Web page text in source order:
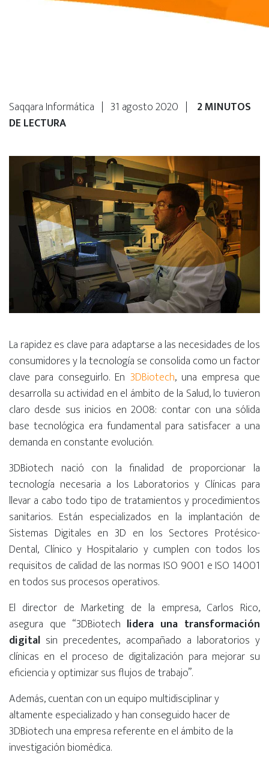
Saqqara Informática | 31 agosto 2020 | 2 MINUTOS
DE LECTURA
La rapidez es clave para adaptarse a las necesidades de los
consumidores y la tecnología se consolida como un factor
clave para conseguirlo. En 3DBiotech, una empresa que
desarrolla su actividad en el ámbito de la Salud, lo tuvieron
claro desde sus inicios en 2008: contar con una sólida
base tecnológica era fundamental para satisfacer a una
demanda en constante evolución.
3DBiotech nació con la finalidad de proporcionar la
tecnología necesaria a los Laboratorios y Clínicas para
llevar a cabo todo tipo de tratamientos y procedimientos
sanitarios. Están especializados en la implantación de
Sistemas Digitales en 3D en los Sectores Protésico-
Dental, Clínico y Hospitalario y cumplen con todos los
requisitos de calidad de las normas ISO 9001 e ISO 14001
en todos sus procesos operativos.
El director de Marketing de la empresa, Carlos Rico,
asegura que “3DBiotech lidera una transformación
digital sin precedentes, acompañado a laboratorios y
clínicas en el proceso de digitalización para mejorar su
eficiencia y optimizar sus flujos de trabajo”.
Además, cuentan con un equipo multidisciplinar y
altamente especializado y han conseguido hacer de
3DBiotech una empresa referente en el ámbito de la
investigación biomédica.